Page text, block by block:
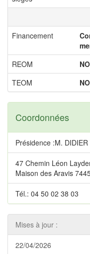
Financement
REOM
TEOM
Coordonnées
Présidence :M.
47 Chemin Léon
Maison des Aravis
Tél.: 04 50 02 38 03
Mises à jour :
22/04/2026